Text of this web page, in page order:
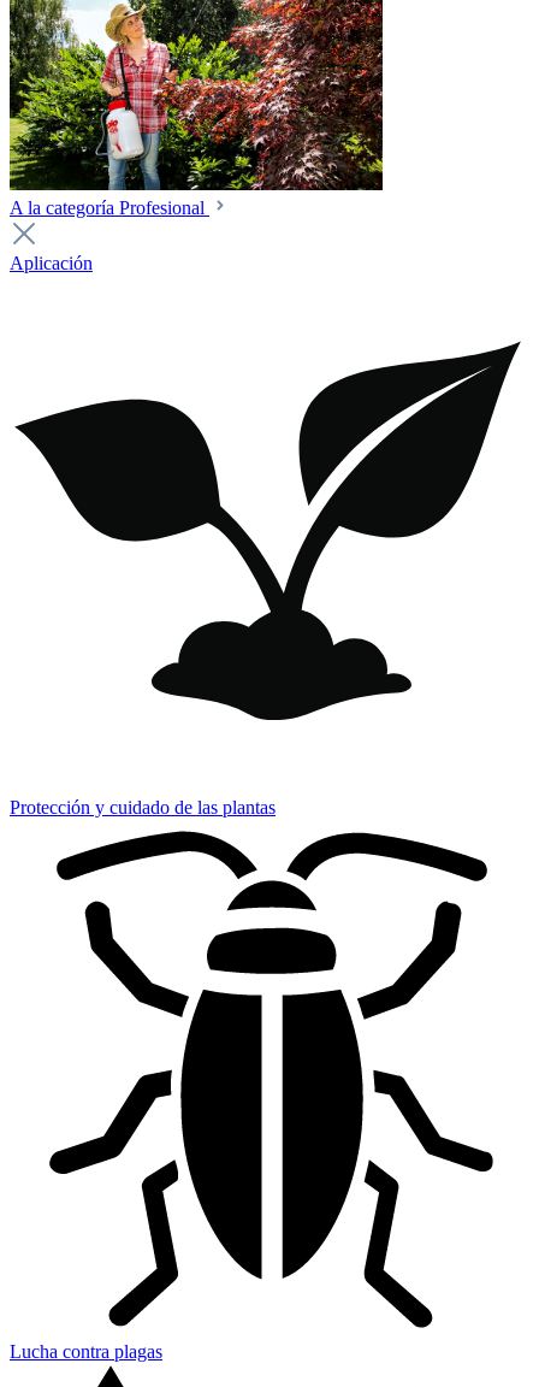
A la categoría Profesional
Aplicación
Protección y cuidado de las plantas
Lucha contra plagas